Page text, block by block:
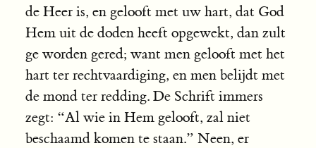
de Heer is, en gelooft met uw hart, dat God
Hem uit de doden heeft opgewekt, dan zult
ge worden gered; want men gelooft met het
hart ter rechtvaardiging, en men belijdt met
de mond ter redding. De Schrift immers
zegt: “Al wie in Hem gelooft, zal niet
beschaamd komen te staan.” Neen, er